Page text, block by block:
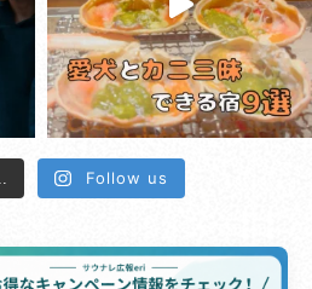
Follow us